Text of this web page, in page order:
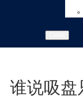
谁说吸盘